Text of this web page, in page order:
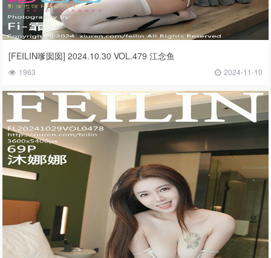
[FEILIN嗲囡囡] 2024.10.30 VOL.479 江念鱼
1963 2024-11-10